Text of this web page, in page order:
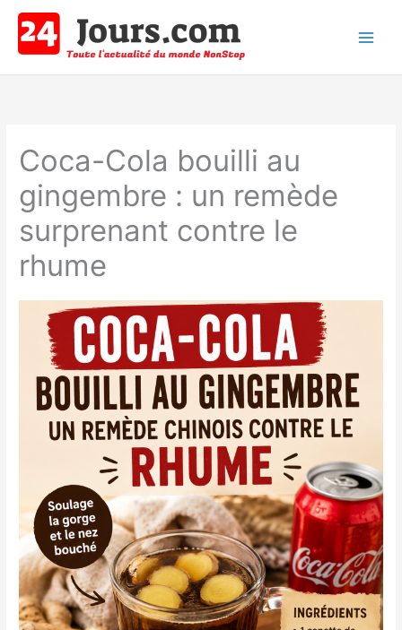
contenu
Coca-Cola bouilli au
gingembre : un remède
surprenant contre le
rhume